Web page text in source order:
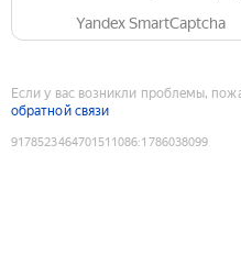
Yandex SmartCaptcha
Если у вас возникли проблемы,
обратной связи
9178523464701511086:1786038099